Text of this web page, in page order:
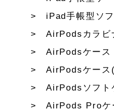
iPad手帳型ソ
AirPodsカラビ
AirPodsケース
AirPodsケース
AirPodsソフト
AirPods Proケ